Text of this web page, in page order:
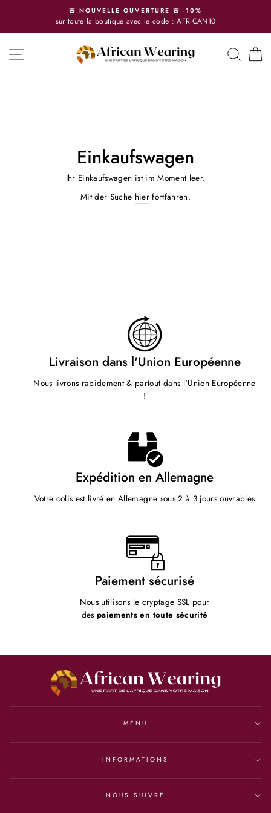
Inhalt
🚨 NOUVELLE OUVERTURE 🚨 -10%
sur toute la boutique avec le code : AFRICAN10
SEITENNAVIGATION
Einkaufswagen
Ihr Einkaufswagen ist im Moment leer.
Mit der Suche hier fortfahren.
Livraison dans l'Union Européenne
Nous livrons rapidement & partout dans l'Union Européenne
!
Expédition en Allemagne
Votre colis est livré en Allemagne sous 2 à 3 jours ouvrables
Paiement sécurisé
Nous utilisons le cryptage SSL pour
despaiements en toute sécurité
MENU
INFORMATIONS
NOUS SUIVRE